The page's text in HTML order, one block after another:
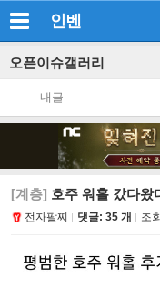
인벤
오픈이슈갤러리
내글
[계층] 호주 워홀 갔다왔
전자팔찌 댓글: 35 개 조